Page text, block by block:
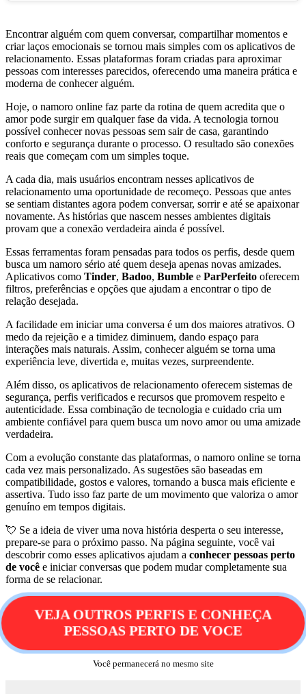
Encontrar alguém com quem conversar, compartilhar momentos e
criar laços emocionais se tornou mais simples com os aplicativos de
relacionamento. Essas plataformas foram criadas para aproximar
pessoas com interesses parecidos, oferecendo uma maneira prática e
moderna de conhecer alguém.
Hoje, o namoro online faz parte da rotina de quem acredita que o
amor pode surgir em qualquer fase da vida. A tecnologia tornou
possível conhecer novas pessoas sem sair de casa, garantindo
conforto e segurança durante o processo. O resultado são conexões
reais que começam com um simples toque.
A cada dia, mais usuários encontram nesses aplicativos de
relacionamento uma oportunidade de recomeço. Pessoas que antes
se sentiam distantes agora podem conversar, sorrir e até se apaixonar
novamente. As histórias que nascem nesses ambientes digitais
provam que a conexão verdadeira ainda é possível.
Essas ferramentas foram pensadas para todos os perfis, desde quem
busca um namoro sério até quem deseja apenas novas amizades.
Aplicativos como Tinder, Badoo, Bumble e ParPerfeito oferecem
filtros, preferências e opções que ajudam a encontrar o tipo de
relação desejada.
A facilidade em iniciar uma conversa é um dos maiores atrativos. O
medo da rejeição e a timidez diminuem, dando espaço para
interações mais naturais. Assim, conhecer alguém se torna uma
experiência leve, divertida e, muitas vezes, surpreendente.
Além disso, os aplicativos de relacionamento oferecem sistemas de
segurança, perfis verificados e recursos que promovem respeito e
autenticidade. Essa combinação de tecnologia e cuidado cria um
ambiente confiável para quem busca um novo amor ou uma amizade
verdadeira.
Com a evolução constante das plataformas, o namoro online se torna
cada vez mais personalizado. As sugestões são baseadas em
compatibilidade, gostos e valores, tornando a busca mais eficiente e
assertiva. Tudo isso faz parte de um movimento que valoriza o amor
genuíno em tempos digitais.
💘 Se a ideia de viver uma nova história desperta o seu interesse,
prepare-se para o próximo passo. Na página seguinte, você vai
descobrir como esses aplicativos ajudam a conhecer pessoas perto
de você e iniciar conversas que podem mudar completamente sua
forma de se relacionar.
VEJA OUTROS PERFIS E CONHEÇA
PESSOAS PERTO DE VOCE
Você permanecerá no mesmo site